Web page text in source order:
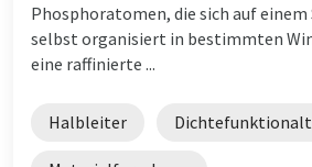
Phosphoratomen, die sich auf
selbst organisiert in bestimmten
eine raffinierte ...
Halbleiter